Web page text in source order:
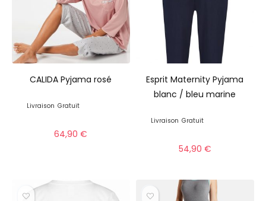
CALIDA Pyjama rosé
Livraison Gratuit
64,90€
Esprit Maternity Pyjama
blanc / bleu marine
Livraison Gratuit
54,90 €